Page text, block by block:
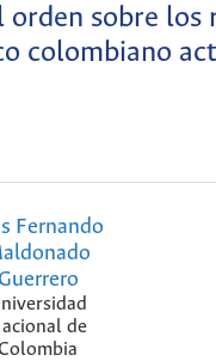
sobre los
colombiano
Fernando
Guerrero
de